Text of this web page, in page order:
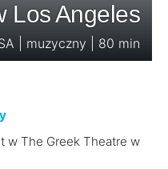
Los Angeles
| muzyczny | 80 min
w The Greek Theatre w